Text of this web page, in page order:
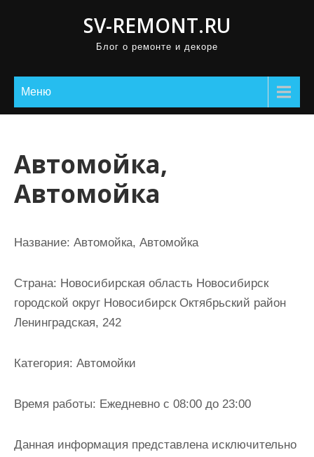
SV-REMONT.RU
Блог о ремонте и декоре
Меню
Автомойка,
Автомойка
Название: Автомойка, Автомойка
Страна: Новосибирская область Новосибирск
городской округ Новосибирск Октябрьский район
Ленинградская, 242
Категория: Автомойки
Время работы: Ежедневно с 08:00 до 23:00
Данная информация представлена исключительно